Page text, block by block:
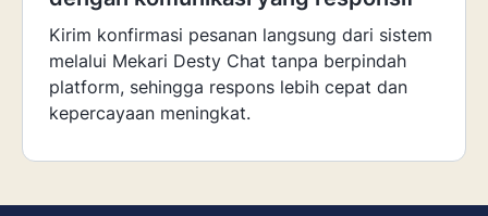
Kirim konfirmasi pesanan langsung dari sistem
melalui Mekari Desty Chat tanpa berpindah
platform, sehingga respons lebih cepat dan
kepercayaan meningkat.